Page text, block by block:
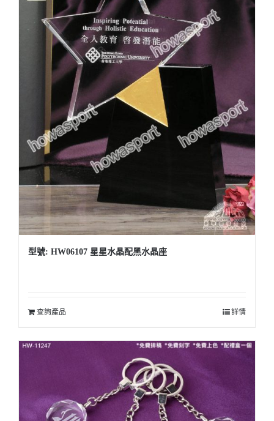
型號: HW06107 星星水晶配黑水晶座
查詢產品 詳情